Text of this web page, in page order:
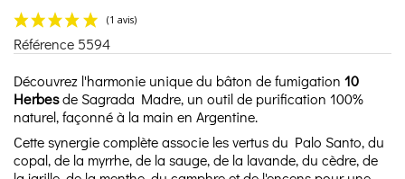
Référence 5594
Découvrez l'harmonie unique du bâton de fumigation 10
Herbesde Sagrada Madre, un outil de purification 100%
naturel, façonné à la main en Argentine.
Cette synergie complète associe les vertus du Palo Santo, du
copal, de la myrrhe, de la sauge, de la lavande, du cèdre, de